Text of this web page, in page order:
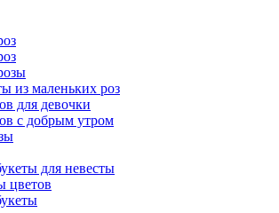
из маленьких роз
для девочки
с добрым утром
для невесты
цветов